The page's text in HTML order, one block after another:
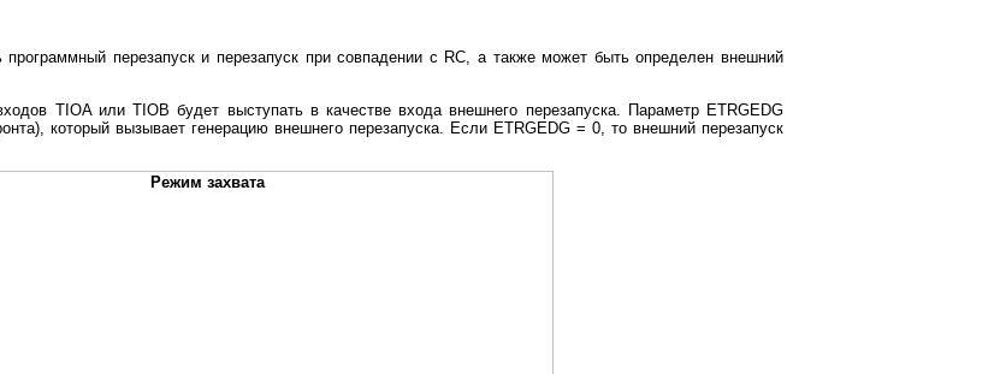
перезапуск и перезапуск при совпадении с RC, а также может быть определен внешний
TIOA или TIOB будет выступать в качестве входа внешнего перезапуска. Параметр ETRGEDG
который вызывает генерацию внешнего перезапуска. Если ETRGEDG = 0, то внешний перезапуск